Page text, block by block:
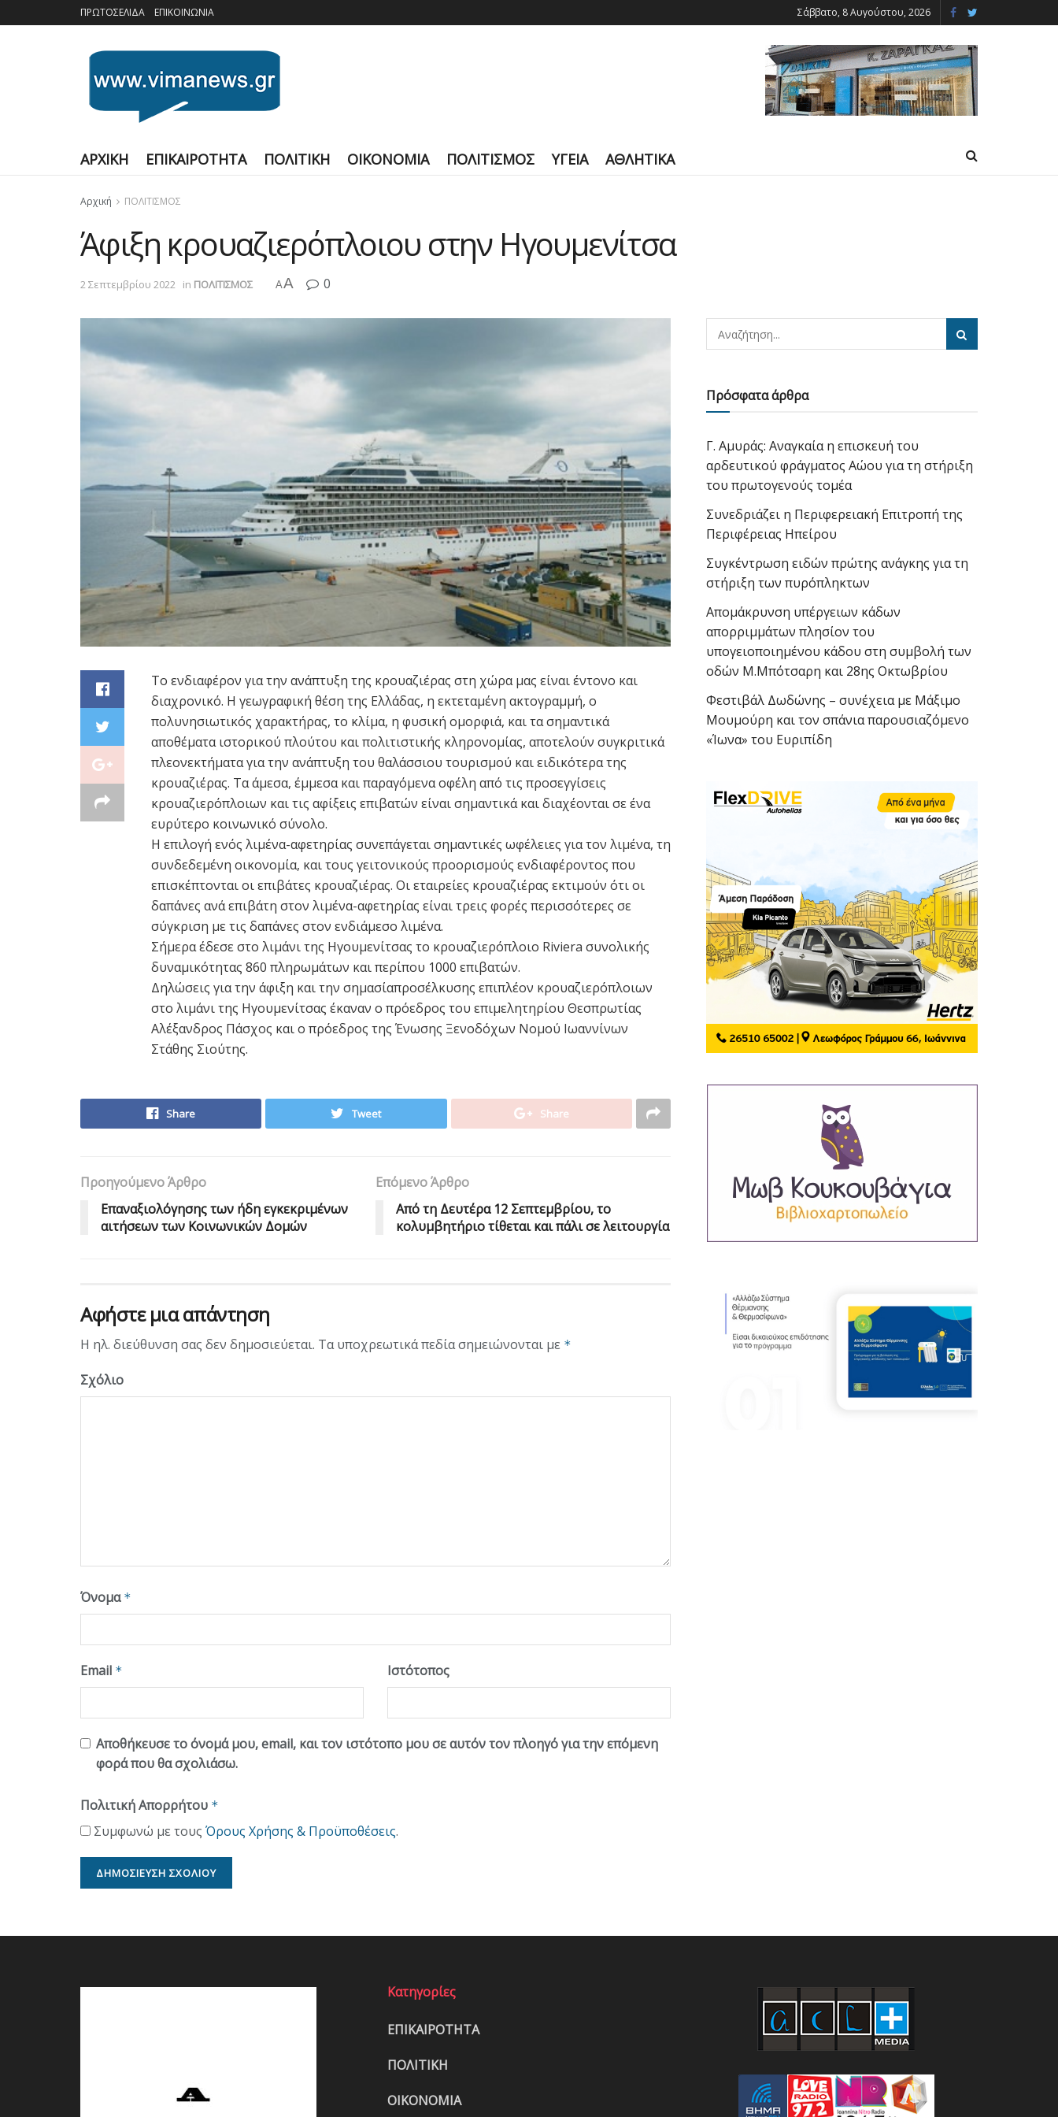
ΠΡΩΤΟΣΕΛΙΔΑ ΕΠΙΚΟΙΝΩΝΙΑ Σάββατο, 8 Αυγούστου, 2026
ΑΡΧΙΚΗ ΕΠΙΚΑΙΡΟΤΗΤΑ ΠΟΛΙΤΙΚΗ ΟΙΚΟΝΟΜΙΑ ΠΟΛΙΤΙΣΜΟΣ ΥΓΕΙΑ ΑΘΛΗΤΙΚΑ
Αρχική ΠΟΛΙΤΙΣΜΟΣ
Άφιξη κρουαζιερόπλοιου στην Ηγουμενίτσα
2 Σεπτεμβρίου 2022 in ΠΟΛΙΤΙΣΜΟΣ AA 0
Το ενδιαφέρον για την ανάπτυξη της κρουαζιέρας στη χώρα μας είναι έντονο και
διαχρονικό. Η γεωγραφική θέση της Ελλάδας, η εκτεταμένη ακτογραμμή, ο
πολυνησιωτικός χαρακτήρας, το κλίμα, η φυσική ομορφιά, και τα σημαντικά
αποθέματα ιστορικού πλούτου και πολιτιστικής κληρονομίας, αποτελούν συγκριτικά
πλεονεκτήματα για την ανάπτυξη του θαλάσσιου τουρισμού και ειδικότερα της
κρουαζιέρας. Τα άμεσα, έμμεσα και παραγόμενα οφέλη από τις προσεγγίσεις
κρουαζιερόπλοιων και τις αφίξεις επιβατών είναι σημαντικά και διαχέονται σε ένα
ευρύτερο κοινωνικό σύνολο.
Η επιλογή ενός λιμένα-αφετηρίας συνεπάγεται σημαντικές ωφέλειες για τον λιμένα, τη
συνδεδεμένη οικονομία, και τους γειτονικούς προορισμούς ενδιαφέροντος που
επισκέπτονται οι επιβάτες κρουαζιέρας. Οι εταιρείες κρουαζιέρας εκτιμούν ότι οι
δαπάνες ανά επιβάτη στον λιμένα-αφετηρίας είναι τρεις φορές περισσότερες σε
σύγκριση με τις δαπάνες στον ενδιάμεσο λιμένα.
Σήμερα έδεσε στο λιμάνι της Ηγουμενίτσας το κρουαζιερόπλοιο Riviera συνολικής
δυναμικότητας 860 πληρωμάτων και περίπου 1000 επιβατών.
Δηλώσεις για την άφιξη και την σημασίαπροσέλκυσης επιπλέον κρουαζιερόπλοιων
στο λιμάνι της Ηγουμενίτσας έκαναν ο πρόεδρος του επιμελητηρίου Θεσπρωτίας
Αλέξανδρος Πάσχος και ο πρόεδρος της Ένωσης Ξενοδόχων Νομού Ιωαννίνων
Στάθης Σιούτης.
Share Tweet Share
Προηγούμενο Άρθρο
Επαναξιολόγησης των ήδη εγκεκριμένων
αιτήσεων των Κοινωνικών Δομών
Επόμενο Άρθρο
Από τη Δευτέρα 12 Σεπτεμβρίου, το
κολυμβητήριο τίθεται και πάλι σε λειτουργία
Αφήστε μια απάντηση
Η ηλ. διεύθυνση σας δεν δημοσιεύεται. Τα υποχρεωτικά πεδία σημειώνονται με *
Σχόλιο
Όνομα *
Email * Ιστότοπος
Αποθήκευσε το όνομά μου, email, και τον ιστότοπο μου σε αυτόν τον πλοηγό για την επόμενη
φορά που θα σχολιάσω.
Πολιτική Απορρήτου *
Συμφωνώ με τους Όρους Χρήσης & Προϋποθέσεις.
Πρόσφατα άρθρα
Γ. Αμυράς: Αναγκαία η επισκευή του
αρδευτικού φράγματος Αώου για τη στήριξη
του πρωτογενούς τομέα
Συνεδριάζει η Περιφερειακή Επιτροπή της
Περιφέρειας Ηπείρου
Συγκέντρωση ειδών πρώτης ανάγκης για τη
στήριξη των πυρόπληκτων
Απομάκρυνση υπέργειων κάδων
απορριμμάτων πλησίον του
υπογειοποιημένου κάδου στη συμβολή των
οδών Μ.Μπότσαρη και 28ης Οκτωβρίου
Φεστιβάλ Δωδώνης – συνέχεια με Μάξιμο
Μουμούρη και τον σπάνια παρουσιαζόμενο
«Ίωνα» του Ευριπίδη
Κατηγορίες
ΕΠΙΚΑΙΡΟΤΗΤΑ
ΠΟΛΙΤΙΚΗ
ΟΙΚΟΝΟΜΙΑ